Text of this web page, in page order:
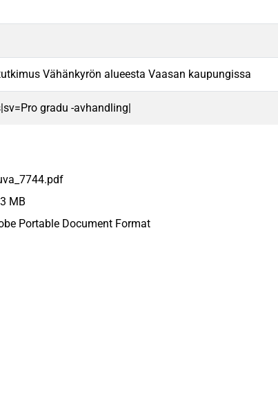
Vähänkyrön alueesta Vaasan kaupungissa
gradu -avhandling|
MB
Portable Document Format